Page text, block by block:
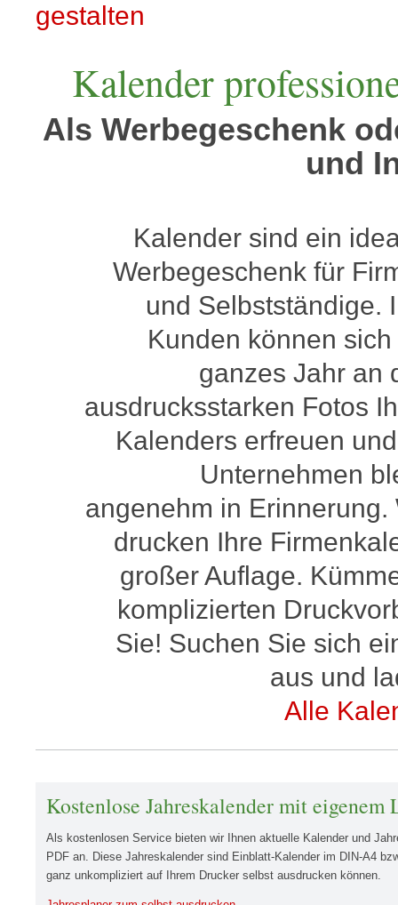
gestalten
Kalender
Als Werbegeschenk
und
Kalender sind ein
Werbegeschenk für
und Selbstständige.
Kunden können
ganzes Jahr an
ausdrucksstarken Fotos
Kalenders erfreuen
Unternehmen
angenehm in Erinnerung.
drucken Ihre
großer Auflage.
komplizierten
Sie! Suchen Sie sich
aus und
Alle
Kostenlose Jahreskalender mit eigenem
Als kostenlosen Service bieten wir Ihnen aktuelle Kalender und
PDF an. Diese Jahreskalender sind Einblatt-Kalender im DIN-A4
ganz unkompliziert auf Ihrem Drucker selbst ausdrucken können.